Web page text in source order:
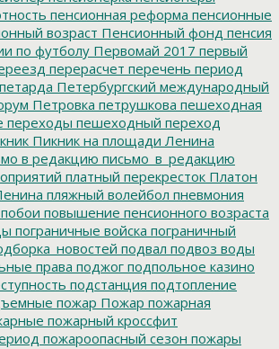
пенсионная реформа пенсионные
возраст Пенсионный фонд пенсия
по футболу Первомай 2017 первый
перерасчет перечень период
петарда Петербургский международный
Петровка петрушкова пешеходная
переходы пешеходный переход
Пикник на площади Ленина
в редакцию письмо_в_редакцию
платный перекресток Платон
пляжный волейбол пневмония
побои повышение пенсионного возраста
пограничные войска пограничный
подвал подвоз воды
права поджог подпольное казино
подстанция подтопление
пожар Пожар пожарная
пожарный кроссфит
пожароопасный сезон пожары